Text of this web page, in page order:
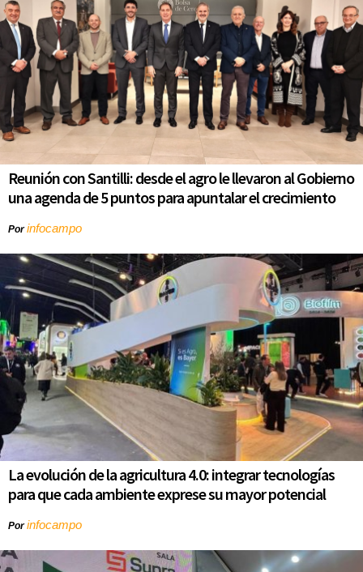
Reunión con Santilli: desde el agro le llevaron al Gobierno
una agenda de 5 puntos para apuntalar el crecimiento
Porinfocampo
La evolución de la agricultura 4.0: integrar tecnologías
para que cada ambiente exprese su mayor potencial
Porinfocampo